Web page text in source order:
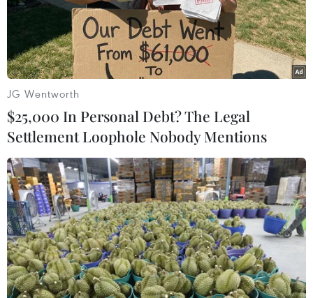
Theo dõi VietnamPlus
TIN LIÊN QUAN
JG Wentworth
$25,000 In Personal Debt? The Legal
Settlement Loophole Nobody Mentions